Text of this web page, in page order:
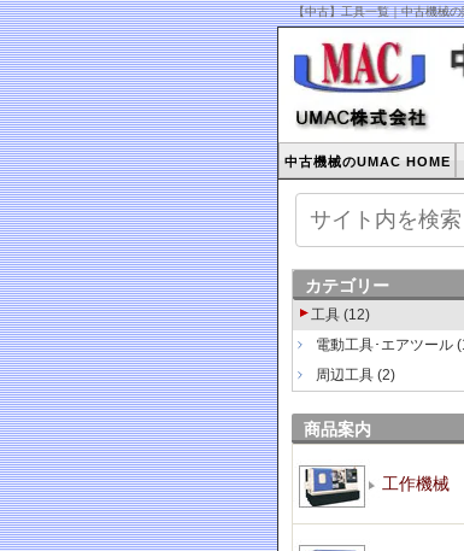
【中古】工具一覧｜中古機械
中古機械のUMAC HOME
カテゴリー
工具 (12)
電動工具･エアツール
周辺工具 (2)
商品案内
工作機械